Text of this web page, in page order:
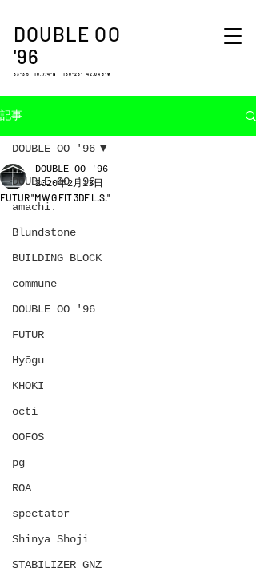
DOUBLE OO
'96
33°35′ 10.774″N 130°23′ 42.048″W
記事
DOUBLE OO '96
amachi.
Blundstone
BUILDING BLOCK
commune
DOUBLE OO '96
FUTUR
Hyōgu
KHOKI
octi
OOFOS
pg
ROA
spectator
Shinya Shoji
STABILIZER GNZ
DOUBLE OO '96
FUTUR "MW G FIT 3DF L.S."
DOUBLE OO '96
2020年2月13日